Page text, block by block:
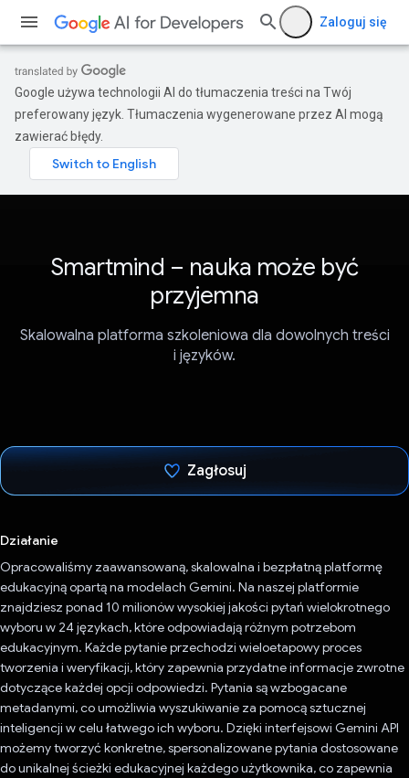
Zaloguj się
Google używa technologii AI do tłumaczenia treści na Twój
preferowany język. Tłumaczenia wygenerowane przez AI mogą
zawierać błędy.
Smartmind – nauka może być
przyjemna
Skalowalna platforma szkoleniowa dla dowolnych treści
i języków.
Zagłosuj
Działanie
Opracowaliśmy zaawansowaną, skalowalna i bezpłatną platformę
edukacyjną opartą na modelach Gemini. Na naszej platformie
znajdziesz ponad 10 milionów wysokiej jakości pytań wielokrotnego
wyboru w 24 językach, które odpowiadają różnym potrzebom
edukacyjnym. Każde pytanie przechodzi wieloetapowy proces
tworzenia i weryfikacji, który zapewnia przydatne informacje zwrotne
dotyczące każdej opcji odpowiedzi. Pytania są wzbogacane
metadanymi, co umożliwia wyszukiwanie za pomocą sztucznej
inteligencji w celu łatwego ich wyboru. Dzięki interfejsowi Gemini API
możemy tworzyć konkretne, spersonalizowane pytania dostosowane
do unikalnej ścieżki edukacyjnej każdego użytkownika, co zapewnia